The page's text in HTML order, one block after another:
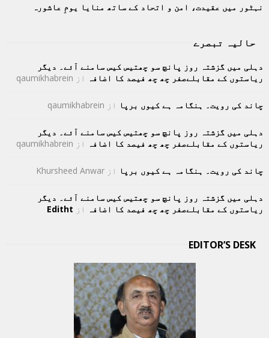
نہٹور میں عقیدت، امن و اتحاد کے ساتھ منایا یومِ عاشورہ
حالیہ تبصرے
دہلی میں گزشتہ روز پانچ سو چھتیس کیس سامنے آئے۔ دیگر
ریاستوں کے مقابلےصفر چھ چھ فیصد کا اضافہ
از qaumikhabrein
چاند کی رویت۔ ہنگامہ ہے کیوں برپا از qaumikhabrein
دہلی میں گزشتہ روز پانچ سو چھتیس کیس سامنے آئے۔ دیگر
ریاستوں کے مقابلےصفر چھ چھ فیصد کا اضافہ
از qaumikhabrein
چاند کی رویت۔ ہنگامہ ہے کیوں برپا از Khursheed Anwar
دہلی میں گزشتہ روز پانچ سو چھتیس کیس سامنے آئے۔ دیگر
ریاستوں کے مقابلےصفر چھ چھ فیصد کا اضافہ
از Editht
EDITOR’S DESK